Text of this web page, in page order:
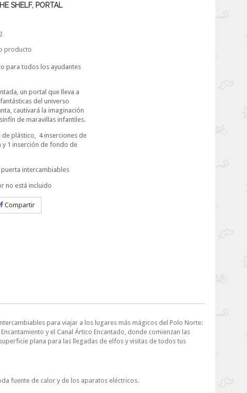
SHELF, PORTAL
producto
para todos los ayudantes
un portal que lleva a
del universo
cautivará la imaginación
de maravillas infantiles.
de plástico, 4 inserciones de
y 1 inserción de fondo de
puerta intercambiables
no está incluido
Compartir
para viajar a los lugares más mágicos del Polo Norte:
y el Canal Ártico Encantado, donde comienzan las
plana para las llegadas de elfos y visitas de todos tus
fuente de calor y de los aparatos eléctricos.